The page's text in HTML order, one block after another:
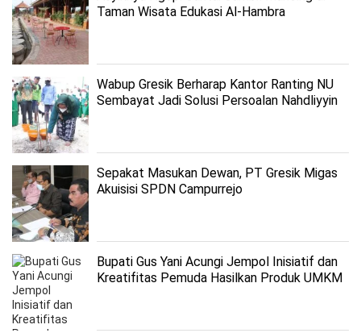
Taman Wisata Edukasi Al-Hambra
Wabup Gresik Berharap Kantor Ranting NU
Sembayat Jadi Solusi Persoalan Nahdliyyin
Sepakat Masukan Dewan, PT Gresik Migas
Akuisisi SPDN Campurrejo
Bupati Gus Yani Acungi Jempol Inisiatif dan
Kreatifitas Pemuda Hasilkan Produk UMKM